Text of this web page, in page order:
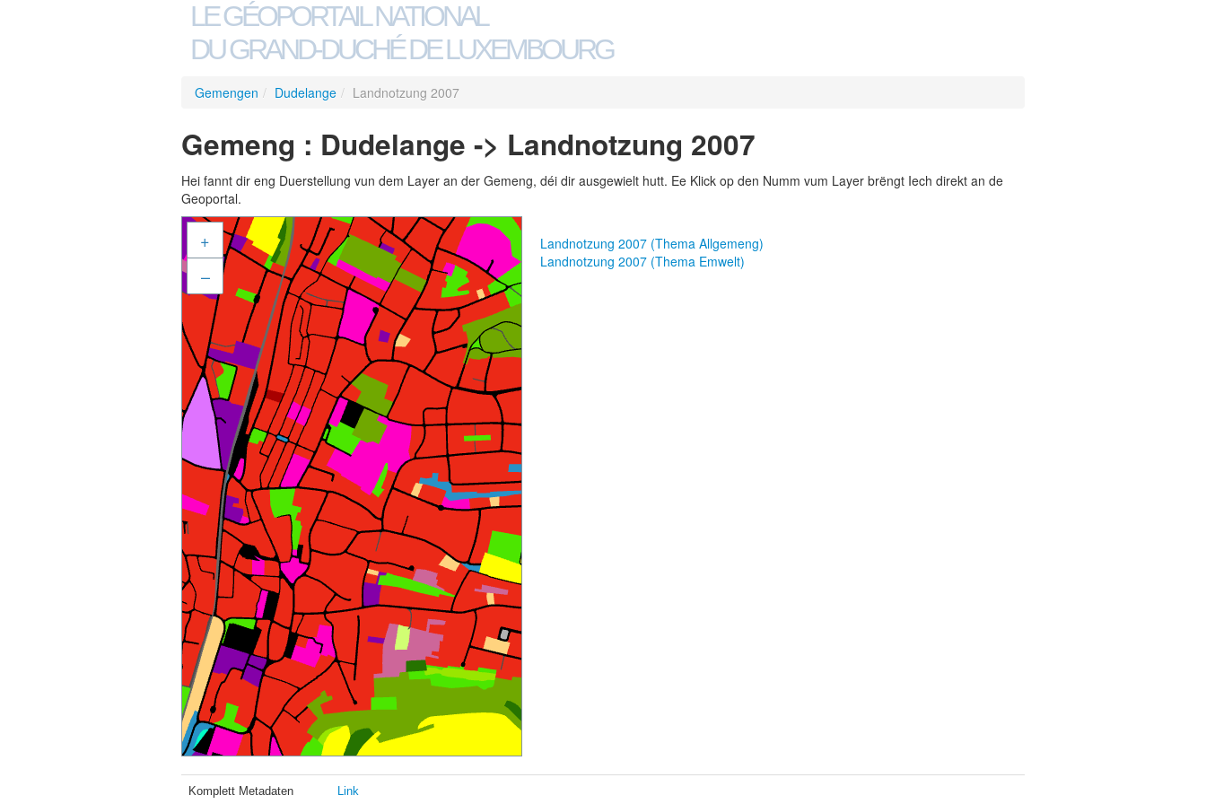
LE GÉOPORTAIL NATIONAL
DU GRAND-DUCHÉ DE LUXEMBOURG
Gemengen / Dudelange / Landnotzung 2007
Gemeng : Dudelange -> Landnotzung 2007
Hei fannt dir eng Duerstellung vun dem Layer an der Gemeng, déi dir ausgewielt hutt. Ee Klick op den Numm vum Layer brëngt Iech direkt an de
Geoportal.
+
–
Landnotzung 2007 (Thema Allgemeng)
Landnotzung 2007 (Thema Emwelt)
Komplett Metadaten Link